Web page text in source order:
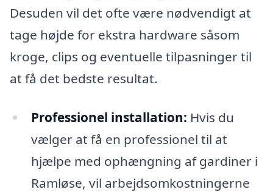
Desuden vil det ofte være nødvendigt at
tage højde for ekstra hardware såsom
kroge, clips og eventuelle tilpasninger til
at få det bedste resultat.
Professionel installation: Hvis du
vælger at få en professionel til at
hjælpe med ophængning af gardiner i
Ramløse, vil arbejdsomkostningerne